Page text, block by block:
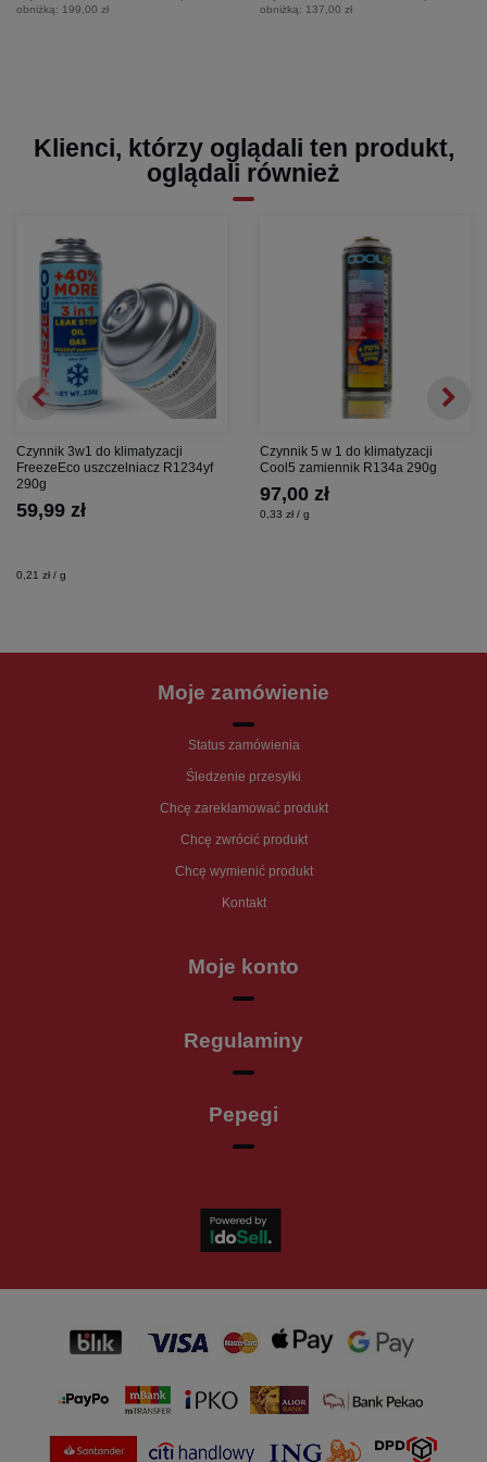
obniżką: 199,00 zł
obniżką: 137,00 zł
Klienci, którzy oglądali ten produkt,
oglądali również
Czynnik 3w1 do klimatyzacji
FreezeEco uszczelniacz R1234yf
290g
59,99 zł
0,21 zł / g
Czynnik 5 w 1 do klimatyzacji
Cool5 zamiennik R134a 290g
97,00 zł
0,33 zł / g
Moje zamówienie
Status zamówienia
Śledzenie przesyłki
Chcę zareklamować produkt
Chcę zwrócić produkt
Chcę wymienić produkt
Kontakt
Moje konto
Regulaminy
Pepegi